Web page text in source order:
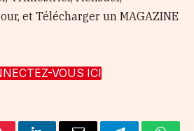
et Télécharger un MAGAZINE
VOUS ICI